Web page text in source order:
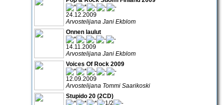
24.12.2009
Arvostelijana Jani Ekblom
Onnen laulut
14.11.2009
Arvostelijana Jani Ekblom
Voices Of Rock 2009
12.09.2009
Arvostelijana Tommi Saarikoski
Stupido 20 (2CD)